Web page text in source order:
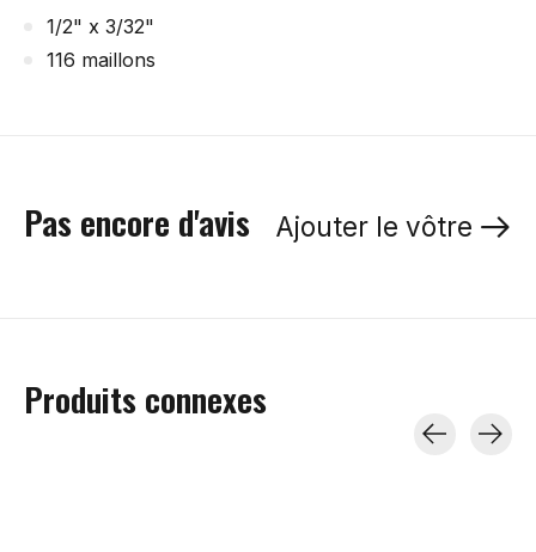
1/2" x 3/32"
116 maillons
Pas encore d'avis Ajouter le vôtre
Produits connexes